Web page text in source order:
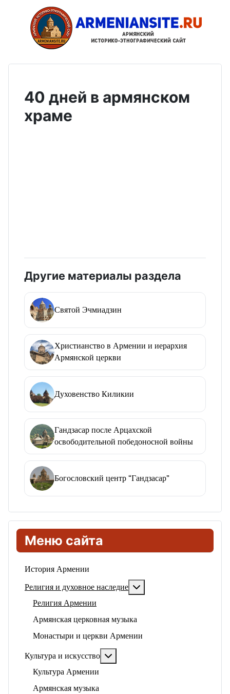
Меню сайта
История Армении
Религия и духовное наследие
Религия Армении
Армянская церковная музыка
Монастыри и церкви Армении
Культура и искусство
Культура Армении
Армянская музыка
40 дней в армянском
храме
Другие материалы раздела
Святой Эчмиадзин
Христианство в Армении и иерархия
Армянской церкви
Духовенство Киликии
Гандзасар после Арцахской
освободительной победоносной войны
Богословский центр “Гандзасар”